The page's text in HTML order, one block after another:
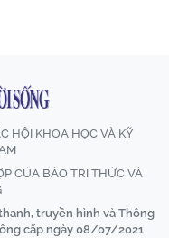
HỘI KHOA HỌC VÀ KỸ
CỦA BÁO TRI THỨC VÀ
truyền hình và Thông
cấp ngày 08/07/2021